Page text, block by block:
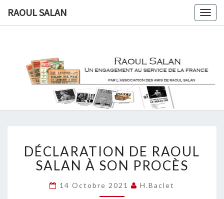
RAOUL SALAN
RAOUL
SALAN
Une
Engagement
Au Service
De Le
France
DE
RAOUL
SALAN
À
SON
DÉCLARATION DE RAOUL
SALAN À SON PROCÈS
14 Octobre 2021 H.baclet